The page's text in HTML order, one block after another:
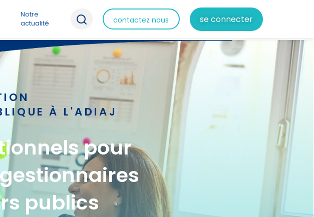
Notre
actualité
contactez nous se connecter
À L'ADIAJ
pour
publics